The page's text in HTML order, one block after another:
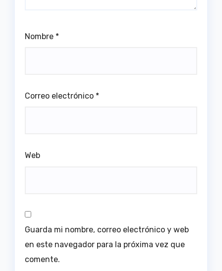
Nombre *
Correo electrónico *
Web
Guarda mi nombre, correo electrónico y web
en este navegador para la próxima vez que
comente.